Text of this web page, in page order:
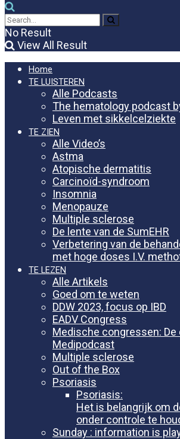
No Result
View All Result
Home
TE LUISTEREN
Alle Podcasts
The hematology podcast
Leven met sikkelcelziekte
TE ZIEN
Alle Video’s
Astma
Atopische dermatitis
Carcinoïd-syndroom
Insomnia
Menopauze
Multiple sclerose
De lente van de SumEHR
Verbetering van de
met hoge doses I.V.
TE LEZEN
Alle Artikels
Goed om te weten
DDW 2023, focus op IBD
EADV Congress
Medische congressen:
Medipodcast
Multiple sclerose
Out of the Box
Psoriasis
Psoriasis:
Het is belangrijk om
onder controle te
Sunday : information is